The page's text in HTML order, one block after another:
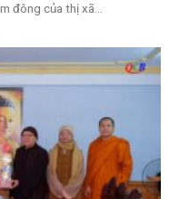
đông của thị xã...